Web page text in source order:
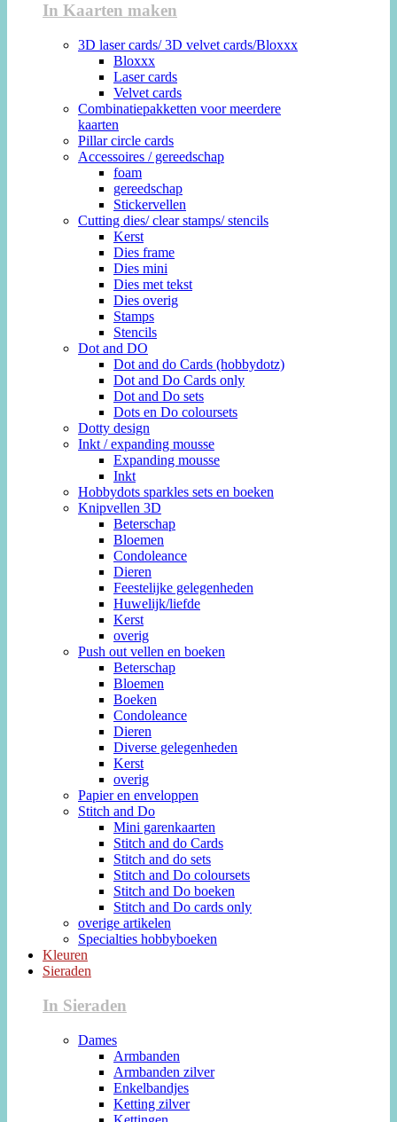
In Kaarten maken
3D laser cards/ 3D velvet cards/Bloxxx
Bloxxx
Laser cards
Velvet cards
Combinatiepakketten voor meerdere
kaarten
Pillar circle cards
Accessoires / gereedschap
foam
gereedschap
Stickervellen
Cutting dies/ clear stamps/ stencils
Kerst
Dies frame
Dies mini
Dies met tekst
Dies overig
Stamps
Stencils
Dot and DO
Dot and do Cards (hobbydotz)
Dot and Do Cards only
Dot and Do sets
Dots en Do coloursets
Dotty design
Inkt / expanding mousse
Expanding mousse
Inkt
Hobbydots sparkles sets en boeken
Knipvellen 3D
Beterschap
Bloemen
Condoleance
Dieren
Feestelijke gelegenheden
Huwelijk/liefde
Kerst
overig
Push out vellen en boeken
Beterschap
Bloemen
Boeken
Condoleance
Dieren
Diverse gelegenheden
Kerst
overig
Papier en enveloppen
Stitch and Do
Mini garenkaarten
Stitch and do Cards
Stitch and do sets
Stitch and Do coloursets
Stitch and Do boeken
Stitch and Do cards only
overige artikelen
Specialties hobbyboeken
Kleuren
Sieraden
In Sieraden
Dames
Armbanden
Armbanden zilver
Enkelbandjes
Ketting zilver